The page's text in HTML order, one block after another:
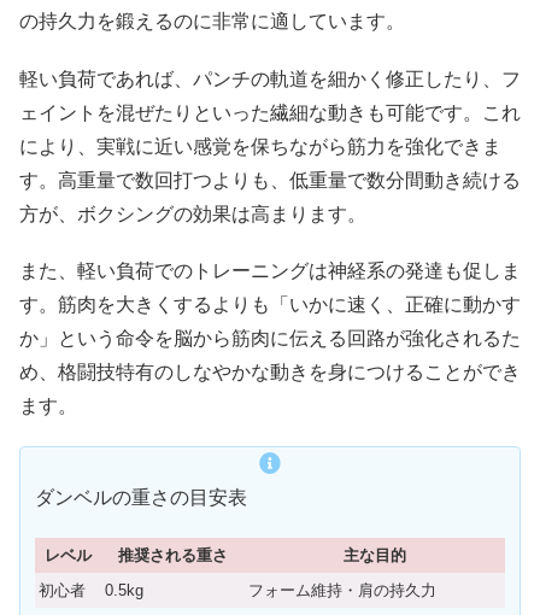
の持久力を鍛えるのに非常に適しています。
軽い負荷であれば、パンチの軌道を細かく修正したり、フ
ェイントを混ぜたりといった繊細な動きも可能です。これ
により、実戦に近い感覚を保ちながら筋力を強化できま
す。高重量で数回打つよりも、低重量で数分間動き続ける
方が、ボクシングの効果は高まります。
また、軽い負荷でのトレーニングは神経系の発達も促しま
す。筋肉を大きくするよりも「いかに速く、正確に動かす
か」という命令を脳から筋肉に伝える回路が強化されるた
め、格闘技特有のしなやかな動きを身につけることができ
ます。
ダンベルの重さの目安表
レベル 推奨される重さ
主な目的
初心者
0.5kg
フォーム維持・肩の持久力